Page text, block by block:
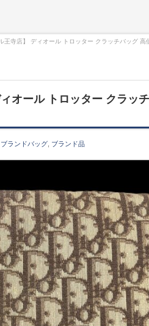
王寺店】 ディオール トロッター クラッチバッグ 高
オール トロッター クラッ
ブランドバッグ ブランド品